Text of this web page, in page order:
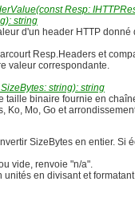
ou met à jour la
les clés vides.
le tableau de 2
AddOrSetValue pour
est thread-safe via
RegisterText(const
Resp:
string
d'un header HTTP donné
Resp.Headers et
valeur correspondante.
string): string
taille binaire fournie en
Ko, Mo, Go et
SizeBytes en entier. Si
vide, renvoie "n/a".
unités en divisant et